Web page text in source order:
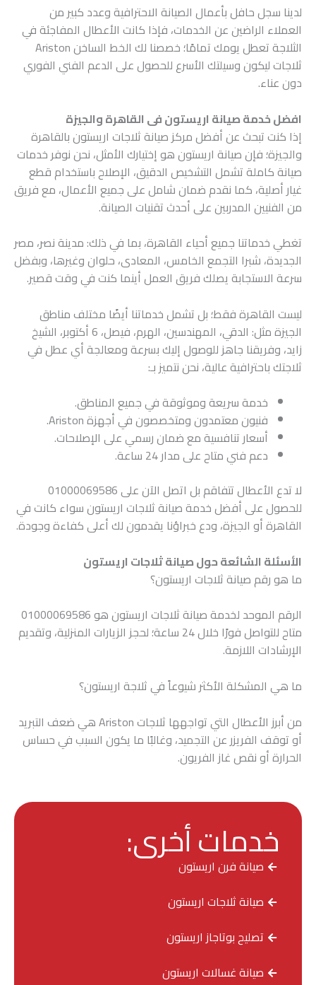
لدينا سجل حافل بأعمال الصيانة الاحترافية وعدد كبير من
العملاء الراضين عن الخدمات، فإذا كانت الأعطال المفاجئة في
الثلاجة تعطل يومك تمامًا؛ خصصنا لك الخط الساخن Ariston
ثلاجات ليكون وسيلتك الأسرع للحصول على الدعم الفني الفوري
دون عناء.
افضل خدمة صيانة اريستون فى القاهرة والجيزة
إذا كنت تبحث عن أفضل مركز صيانة ثلاجات اريستون بالقاهرة
والجيزة؛ فإن صيانة اريستون هو إختيارك الأمثل، نحن نوفر خدمات
صيانة كاملة تشمل التشخيص الدقيق، الإصلاح باستخدام قطع
غيار أصلية، كما نقدم ضمان شامل على جميع الأعمال، مع فريق
من الفنيين المدربين على أحدث تقنيات الصيانة.
تغطي خدماتنا جميع أحياء القاهرة، بما في ذلك: مدينة نصر، مصر
الجديدة، شبرا التجمع الخامس، المعادى، حلوان وغيرها، وبفضل
سرعة الاستجابة يصلك فريق العمل أينما كنت في وقت قصير.
ليست القاهرة فقط؛ بل تشمل خدماتنا أيضًا مختلف مناطق
الجيزة مثل: الدقي، المهندسين، الهرم، فيصل، 6 أكتوبر، الشيخ
زايد، وفريقنا جاهز للوصول إليك بسرعة ومعالجة أي عطل في
ثلاجتك باحترافية عالية، نحن نتميز بـ:
خدمة سريعة وموثوقة في جميع المناطق.
فنيون معتمدون ومتخصصون في أجهزة Ariston.
أسعار تنافسية مع ضمان رسمي على الإصلاحات.
دعم فني متاح على مدار 24 ساعة.
لا تدع الأعطال تتفاقم بل اتصل الآن على 01000069586
للحصول على أفضل خدمة صيانة ثلاجات اريستون سواء كانت في
القاهرة أو الجيزة، ودع خبراؤنا يقدمون لك أعلى كفاءة وجودة.
الأسئلة الشائعة حول صيانة ثلاجات اريستون
ما هو رقم صيانة ثلاجات اريستون؟
الرقم الموحد لخدمة صيانة ثلاجات اريستون هو 01000069586
متاح للتواصل فورًا خلال 24 ساعة؛ لحجز الزيارات المنزلية، وتقديم
الإرشادات اللازمة.
ما هي المشكلة الأكثر شيوعاً في ثلاجة اريستون؟
من أبرز الأعطال التي تواجهها ثلاجات Ariston هي ضعف التبريد
أو توقف الفريزر عن التجميد، وغالبًا ما يكون السبب في حساس
الحرارة أو نقص غاز الفريون.
خدمات أخرى:
صيانة فرن اريستون
صيانة ثلاجات اريستون
تصليح بوتاجاز اريستون
صيانة غسالات اريستون